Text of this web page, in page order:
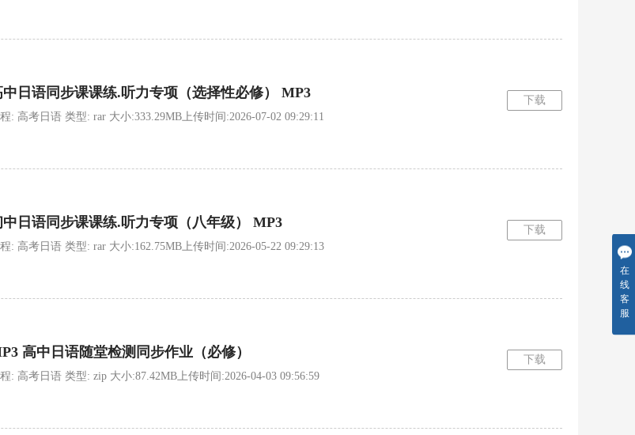
中日语同步课课练.听力专项（选择性必修） MP3
: 高考日语 类型: rar 大小:333.29MB上传时间:2026-07-02 09:29:11
下载
中日语同步课课练.听力专项（八年级） MP3
: 高考日语 类型: rar 大小:162.75MB上传时间:2026-05-22 09:29:13
下载
高中日语随堂检测同步作业（必修）
: 高考日语 类型: zip 大小:87.42MB上传时间:2026-04-03 09:56:59
下载
在
线
客
服